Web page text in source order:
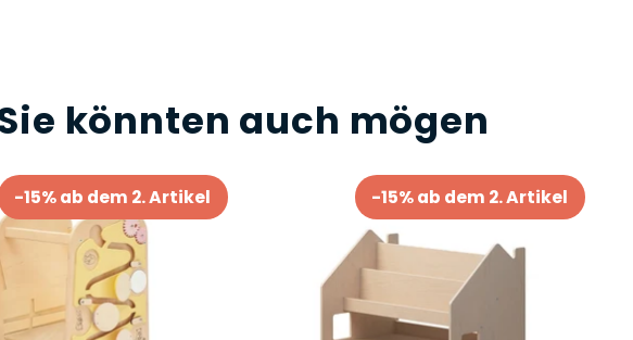
könnten auch mögen
-15% ab dem 2. Artikel -15% ab dem 2. Artikel